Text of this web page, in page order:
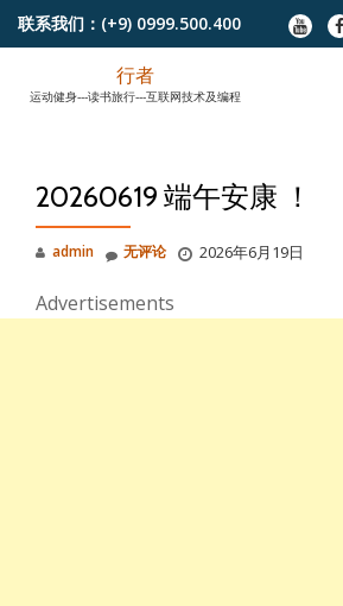
联系我们： (+9) 0999.500.400
fa-
fa-
行者
运动健身---读书旅行---互联网技术及编程
20260619 端午安康 ！
admin 2026年6月19日
无评论
Advertisements